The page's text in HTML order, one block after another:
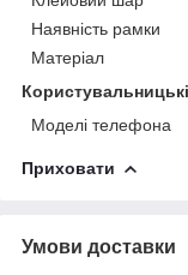
Наявність рамки
Матеріал
Моделі телефона
Приховати
Умови доставки